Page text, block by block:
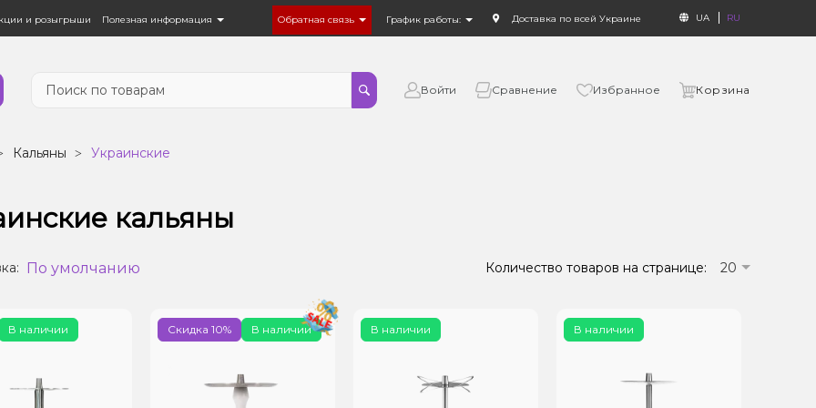
и розыгрыши Полезная информация Обратная связь График работы: Доставка по всей Украине UA RU
Войти Сравнение Избранное Корзина
Кальяны Украинские
кальяны
По умолчанию Количество товаров на странице: 20
В наличии В наличии
Скидка 10% В наличии В наличии